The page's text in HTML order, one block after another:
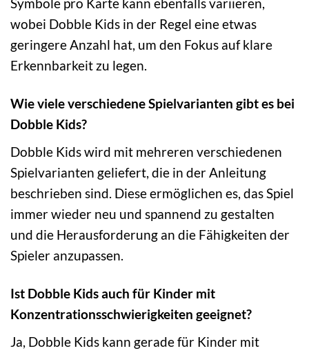
Symbole pro Karte kann ebenfalls variieren,
wobei Dobble Kids in der Regel eine etwas
geringere Anzahl hat, um den Fokus auf klare
Erkennbarkeit zu legen.
Wie viele verschiedene Spielvarianten gibt es bei
Dobble Kids?
Dobble Kids wird mit mehreren verschiedenen
Spielvarianten geliefert, die in der Anleitung
beschrieben sind. Diese ermöglichen es, das Spiel
immer wieder neu und spannend zu gestalten
und die Herausforderung an die Fähigkeiten der
Spieler anzupassen.
Ist Dobble Kids auch für Kinder mit
Konzentrationsschwierigkeiten geeignet?
Ja, Dobble Kids kann gerade für Kinder mit